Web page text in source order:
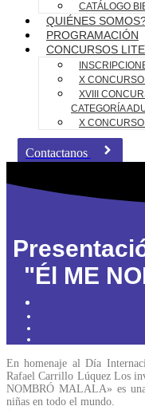
CATÁLOGO
QUIÉNES
PROGRAMACIÓN
CONCURSOS
X
XVIII
CATEGORÍA
X
Contactanos
"Él ME
En homenaje al Día
Rafael Carrillo Lúquez Los
NOMBRÓ MALALA» es una
niñas en todo el mundo.